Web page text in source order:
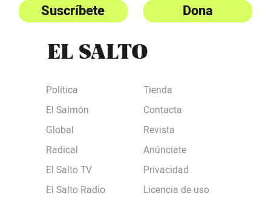
Suscríbete Dona
Política
El Salmón
Global
Radical
El Salto TV
El Salto Radio
Tienda
Contacta
Revista
Anúnciate
Privacidad
Licencia de uso